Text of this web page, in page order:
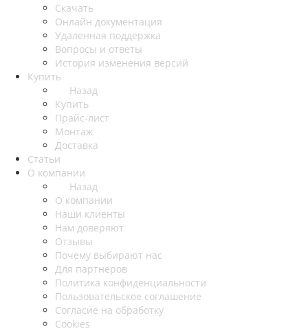
Скачать
Онлайн документация
Удаленная поддержка
Вопросы и ответы
История изменения версий
Купить
Назад
Купить
Прайс-лист
Монтаж
Доставка
Статьи
О компании
Назад
О компании
Наши клиенты
Нам доверяют
Отзывы
Почему выбирают нас
Для партнеров
Политика конфиденциальности
Пользовательское соглашение
Согласие на обработку
Cookies